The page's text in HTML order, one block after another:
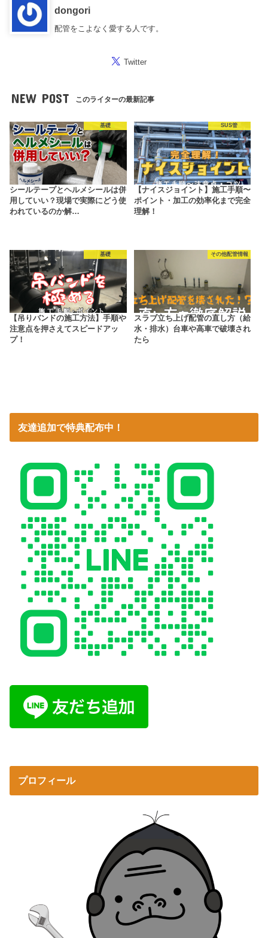
dongori
配管をこよなく愛する人です。
Twitter
NEW POST このライターの最新記事
基礎
シールテープとヘルメシールは併
用していい？現場で実際にどう使
われているのか解…
SUS管
【ナイスジョイント】施工手順〜
ポイント・加工の効率化まで完全
理解！
基礎
【吊りバンドの施工方法】手順や
注意点を押さえてスピードアッ
プ！
その他配管情報
スラブ立ち上げ配管の直し方（給
水・排水）台車や高車で破壊され
たら
友達追加で特典配布中！
プロフィール